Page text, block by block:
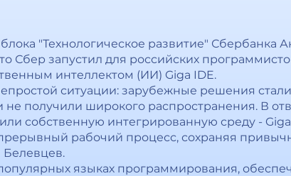
"Технологическое развитие" Сбербанка
Сбер запустил для российских
интеллектом (ИИ) Giga IDE.
ситуации: зарубежные решения
не получили широкого распространения. В
собственную интегрированную среду - Giga
рабочий процесс, сохраняя
Белевцев.
языках программирования,